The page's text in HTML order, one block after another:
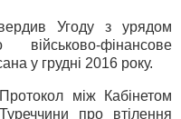
Угоду з урядом
фінансове
у грудні 2016 року.
між Кабінетом
про втілення